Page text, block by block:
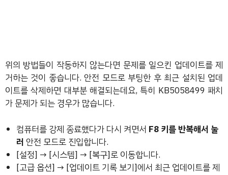
위의 방법들이 작동하지 않는다면 문제를 일으킨 업데이트를 제
거하는 것이 좋습니다. 안전 모드로 부팅한 후 최근 설치된 업데
이트를 삭제하면 대부분 해결되는데요, 특히 KB5058499 패치
가 문제가 되는 경우가 많습니다.
컴퓨터를 강제 종료했다가 다시 켜면서 F8 키를 반복해서 눌
러 안전 모드로 진입합니다.
[설정] → [시스템] → [복구]로 이동합니다.
[고급 옵션] → [업데이트 기록 보기]에서 최근 업데이트를 제